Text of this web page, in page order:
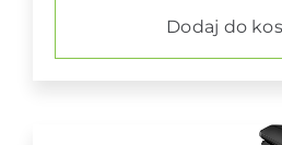
Dodaj do